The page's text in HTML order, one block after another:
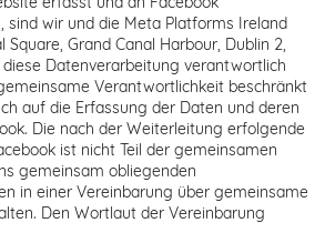
sind wir und die Meta Platforms Ireland
Square, Grand Canal Harbour, Dublin 2,
Datenverarbeitung verantwortlich
Verantwortlichkeit beschränkt
auf die Erfassung der Daten und deren
Die nach der Weiterleitung erfolgende
ist nicht Teil der gemeinsamen
gemeinsam obliegenden
in einer Vereinbarung über gemeinsame
Den Wortlaut der Vereinbarung